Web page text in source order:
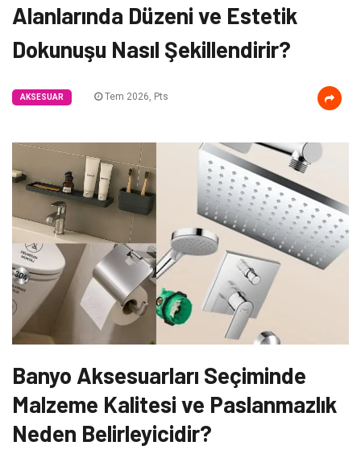
Alanlarında Düzeni ve Estetik
Dokunuşu Nasıl Şekillendirir?
AKSESUAR Tem 2026, Pts
Banyo Aksesuarları Seçiminde
Malzeme Kalitesi ve Paslanmazlık
Neden Belirleyicidir?